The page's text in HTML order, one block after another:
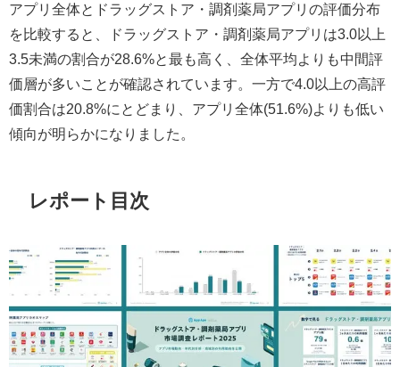
アプリ全体とドラッグストア・調剤薬局アプリの評価分布
を比較すると、ドラッグストア・調剤薬局アプリは3.0以上
3.5未満の割合が28.6%と最も高く、全体平均よりも中間評
価層が多いことが確認されています。一方で4.0以上の高評
価割合は20.8%にとどまり、アプリ全体(51.6%)よりも低い
傾向が明らかになりました。
レポート目次